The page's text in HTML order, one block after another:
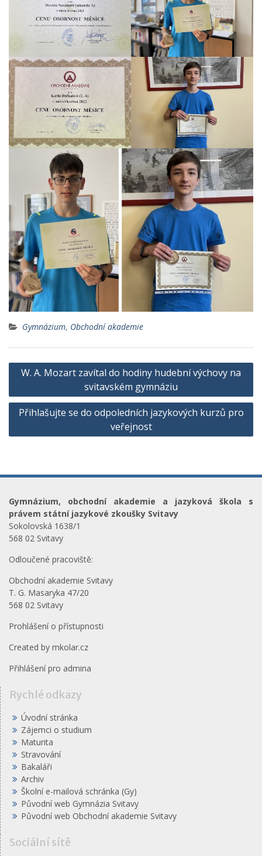
Gymnázium, Obchodní akademie
Navigace
příspěvek
W. A. Mozart zavítal do hodiny hudební výchovy na
svitavském gymnáziu
Přihlašujte se do odpoledních jazykových kurzů pro
veřejnost
Gymnázium, obchodní akademie a jazyková škola s
právem státní jazykové zkoušky Svitavy
Sokolovská 1638/1
568 02 Svitavy
Odloučené pracoviště:
Obchodní akademie Svitavy
T. G. Masaryka 47/20
568 02 Svitavy
Prohlášení o přístupnosti
Created by mkolar.cz
Přihlášení pro admina
Rychlé odkazy
Úvodní stránka
Zájemci o studium
Maturita
Stravování
Bakaláři
Archiv
Školní e-mailová schránka (Gy)
Původní web Gymnázia Svitavy
Původní web Obchodní akademie Svitavy
Sociální sítě